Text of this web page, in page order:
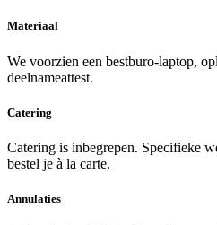
Materiaal
We voorzien een bestburo-laptop,
deelnameattest.
Catering
Catering is inbegrepen. Specifieke
bestel je à la carte.
Annulaties